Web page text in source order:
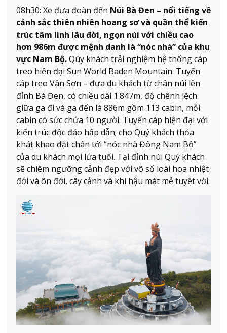
08h30: Xe đưa đoàn đến Núi Bà Đen – nổi tiếng về
cảnh sắc thiên nhiên hoang sơ và quần thể kiến
trúc tâm linh lâu đời, ngọn núi với chiều cao
hơn 986m được mệnh danh là “nóc nhà” của khu
vực Nam Bộ.Qúy khách trải nghiệm hệ thống cáp
treo hiện đại Sun World Baden Mountain. Tuyến
cáp treo Vân Sơn – đưa du khách từ chân núi lên
đỉnh Bà Đen, có chiều dài 1.847m, độ chênh lệch
giữa ga đi và ga đến là 886m gồm 113 cabin, mỗi
cabin có sức chứa 10 người. Tuyến cáp hiện đại với
kiến trúc độc đáo hấp dẫn; cho Quý khách thỏa
khát khao đặt chân tới “nóc nhà Đông Nam Bộ”
của du khách mọi lứa tuổi. Tại đỉnh núi Quý khách
sẽ chiêm ngưỡng cảnh đẹp với vô số loài hoa nhiệt
đới và ôn đới, cây cảnh và khí hậu mát mẻ tuyệt vời.